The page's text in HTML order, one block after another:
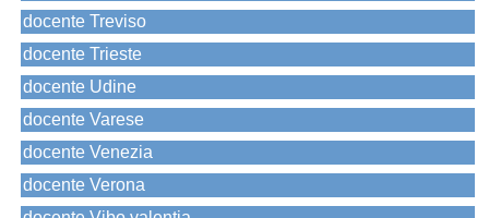
docente Treviso
docente Trieste
docente Udine
docente Varese
docente Venezia
docente Verona